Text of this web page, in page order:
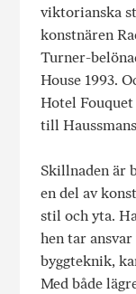
viktorianska
konstnären
Turner-
House 1993.
Hotel
till
Skillnaden är
en del av
stil och yta.
hen tar
byggteknik,
Med både